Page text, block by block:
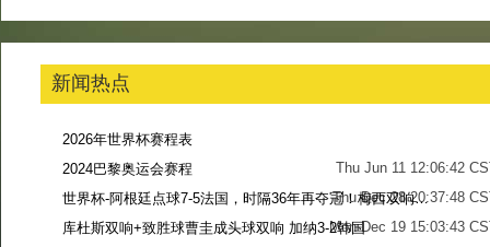
新闻热点
2026年世界杯赛程表
Thu Jun 11 12:06:42
2024巴黎奥运会赛程
Thu Dec 28 20:37:48
世界杯-阿根廷点球7-5法国，时隔36年再夺冠！梅西双响姆巴佩戴帽
Mon Dec 19 15:03:43
库杜斯双响+致胜球曹圭成头球双响 加纳3-2韩国